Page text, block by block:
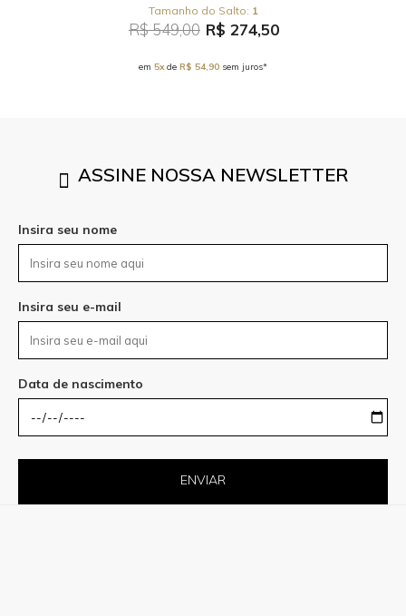
1
R$ 549,00 R$ 274,50
em 5xde R$ 54,90 sem juros*
ASSINE NOSSA NEWSLETTER
Insira seu nome
Insira seu e-mail
Data de nascimento
ENVIAR